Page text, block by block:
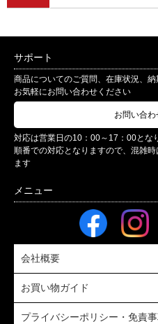
サポート
商品についてのご質問、在庫状況、
お気軽にお問い合わせください
お問い合
対応は営業日の10：00～17：00とな
順番での対応となりますので、混雑
ます
会社概要
お買い物ガイド
プライバシーポリシー・免責